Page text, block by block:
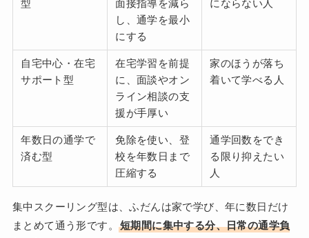
型
面接指導を減ら
し、通学を最小
にする
にならない人
自宅中心・在宅
サポート型
在宅学習を前提
に、面談やオン
ライン相談の支
援が手厚い
家のほうが落ち
着いて学べる人
年数日の通学で
済む型
免除を使い、登
校を年数日まで
圧縮する
通学回数をでき
る限り抑えたい
人
集中スクーリング型は、ふだんは家で学び、年に数日だけ
まとめて通う形です。
短期間に集中する分、日常の通学負